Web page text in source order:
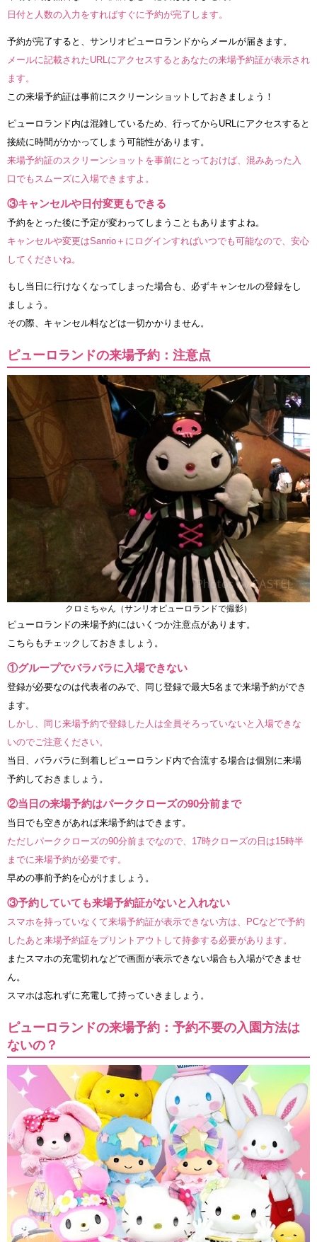
日付と人数の入力をすればすぐに予約が完了します。
予約が完了すると、サンリオピューロランドからメールが届きます。
メールに記載されたURLにアクセスするとあなたの来場予約証が表示され
ます。
この来場予約証は事前にスクリーンショットしておきましょう！
ピューロランド内は混雑しているため、行ってからURLにアクセスすると
接続に時間がかかってしまう可能性があります。
来場予約証のスクリーンショットを事前にとっておけば、混みあった入
口でもスムーズに入場できますよ。
③キャンセルや日付変更もできる
予約をとった後に予定が変わってしまうこともありますよね。
キャンセルや変更はSanrio＋にログインすればいつでも可能なので、安心
してくださいね。
もし当日に行けなくなってしまった場合も、必ずキャンセルの登録をし
ましょう。
その際、キャンセル料などは一切かかりません。
ピューロランドの来場予約：注意点
クロミちゃん（サンリオピューロランドで撮影）
ピューロランドの来場予約にはいくつか注意点があります。
こちらもチェックしておきましょう。
①グループでバラバラに入場できない
登録が必要なのは代表者のみで、同じ登録で最大5名まで来場予約ができ
ます。
しかし、同じ来場予約で登録した人は全員そろっていないと入場できな
いのでご注意ください。
当日、バラバラに到着しピューロランド内で合流する場合は個別に来場
予約しておきましょう。
②当日の来場予約はパーククローズの90分前まで
当日でも空きがあれば来場予約はできます。
ただしパーククローズの90分前までなので、17時クローズの日は15時半
までに来場予約が必要です。
早めの事前予約を心がけましょう。
③予約していても来場予約証がないと入れない
スマホを持っていなくて来場予約証が表示できない方は、PCなどで予約
したあと来場予約証をプリントアウトして持参する必要があります。
またスマホの充電切れなどで画面が表示できない場合も入場ができませ
ん。
スマホは忘れずに充電して持っていきましょう。
ピューロランドの来場予約：予約不要の入園方法は
ないの？